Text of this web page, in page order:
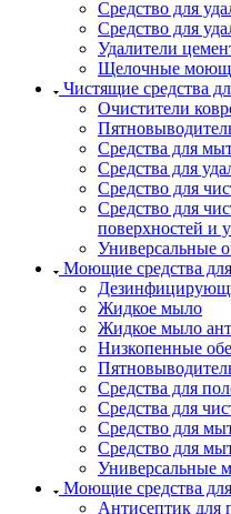
Средство для
Средство для
Удалители
Щелочные
Чистящие средства
Очистители
Средства для
Средства для
Средство для
Средство для
поверхностей и
Универсальные
Моющие средства
Жидкое мыло
Жидкое мыло
Низкопенные
Средства для
Средства для
Средство для
Средство для
Универсальные
Моющие средства
Антисептик для